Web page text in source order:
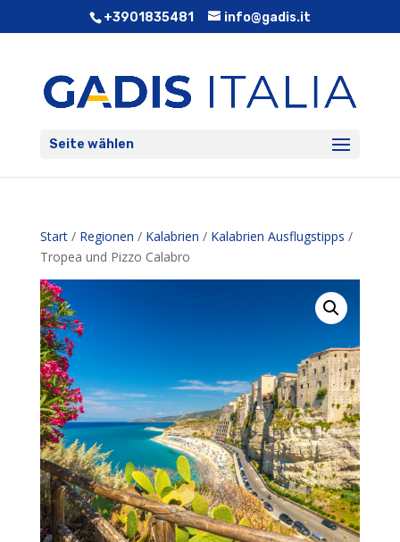
+3901835481 info@gadis.it
Seite wählen
Start/ Regionen / Kalabrien / Kalabrien Ausflugstipps /
Tropea und Pizzo Calabro